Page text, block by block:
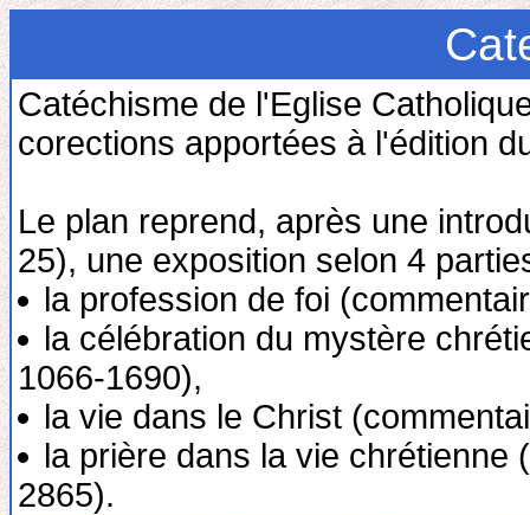
Catéchisme de l'Eglise
corections apportées à l'édition
Le plan reprend, après une
25), une exposition selon 4
la profession de foi
la célébration du mystère
1066-1690),
la vie dans le Christ
la prière dans la vie chrétienne
2865).